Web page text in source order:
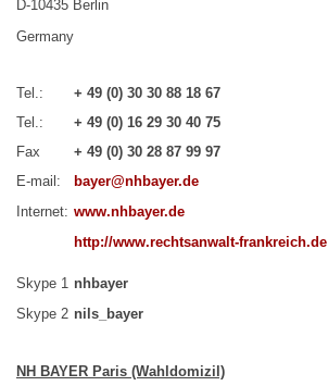
D-10435 Berlin
Germany
Tel.:
+ 49 (0) 30 30 88 18 67
Tel.:
+ 49 (0) 16 29 30 40 75
Fax
+ 49 (0) 30 28 87 99 97
E-mail:
bayer@nhbayer.de
Internet: www.nhbayer.de
http://www.rechtsanwalt-frankreich.de
Skype 1 nhbayer
Skype 2 nils_bayer
NH BAYER Paris (Wahldomizil)